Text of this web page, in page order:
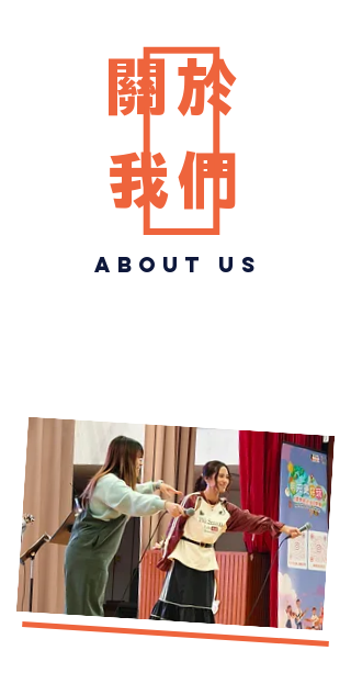
關於
about us
我們